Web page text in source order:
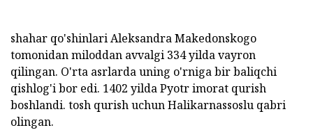
shahar qo'shinlari Aleksandra Makedonskogo
tomonidan miloddan avvalgi 334 yilda vayron
qilingan. O'rta asrlarda uning o'rniga bir baliqchi
qishlog'i bor edi. 1402 yilda Pyotr imorat qurish
boshlandi. tosh qurish uchun Halikarnassoslu qabri
olingan.